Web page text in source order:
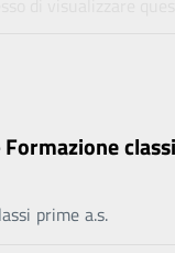
prime a.s.